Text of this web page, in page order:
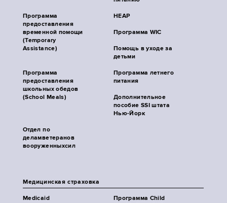
Программа
предоставления
временной помощи
(Temporary
Assistance)
HEAP
Программа WIC
Помощь в уходе за
детьми
Программа
предоставления
школьных обедов
(School Meals)
Программа летнего
питания
Дополнительное
пособие SSI штата
Нью-Йорк
Отдел по
деламветеранов
вооруженныхсил
Медицинская страховка
Medicaid
Программа Child